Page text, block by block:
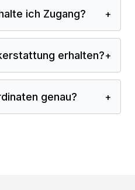
ich Zugang? +
erhalten?+
genau? +